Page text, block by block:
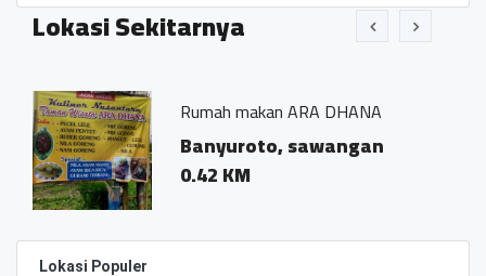
Lokasi Sekitarnya
Rumah makan ARA DHANA
Banyuroto, sawangan
0.42 KM
Lokasi Populer